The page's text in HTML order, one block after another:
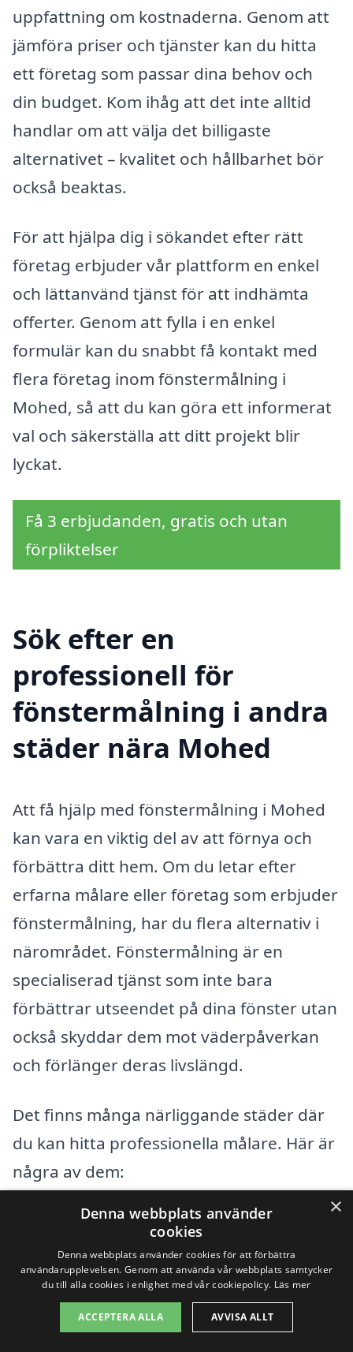
uppfattning om kostnaderna. Genom att
jämföra priser och tjänster kan du hitta
ett företag som passar dina behov och
din budget. Kom ihåg att det inte alltid
handlar om att välja det billigaste
alternativet – kvalitet och hållbarhet bör
också beaktas.
För att hjälpa dig i sökandet efter rätt
företag erbjuder vår plattform en enkel
och lättanvänd tjänst för att indhämta
offerter. Genom att fylla i en enkel
formulär kan du snabbt få kontakt med
flera företag inom fönstermålning i
Mohed, så att du kan göra ett informerat
val och säkerställa att ditt projekt blir
lyckat.
Få 3 erbjudanden, gratis och utan
förpliktelser
Sök efter en
professionell för
fönstermålning i andra
städer nära Mohed
Att få hjälp med fönstermålning i Mohed
kan vara en viktig del av att förnya och
förbättra ditt hem. Om du letar efter
erfarna målare eller företag som erbjuder
fönstermålning, har du flera alternativ i
närområdet. Fönstermålning är en
specialiserad tjänst som inte bara
förbättrar utseendet på dina fönster utan
också skyddar dem mot väderpåverkan
och förlänger deras livslängd.
Det finns många närliggande städer där
du kan hitta professionella målare. Här är
några av dem:
Söderhamn
Hudiksvall
Ljusdal
Bollnäs
×
Denna webbplats använder
cookies
Denna webbplats använder cookies för att förbättra
användarupplevelsen. Genom att använda vår webbplats samtycker
du till alla cookies i enlighet med vår cookiepolicy. Läs mer
ACCEPTERA ALLA AVVISA ALLT